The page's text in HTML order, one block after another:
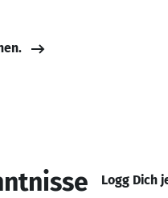
Logg Dich